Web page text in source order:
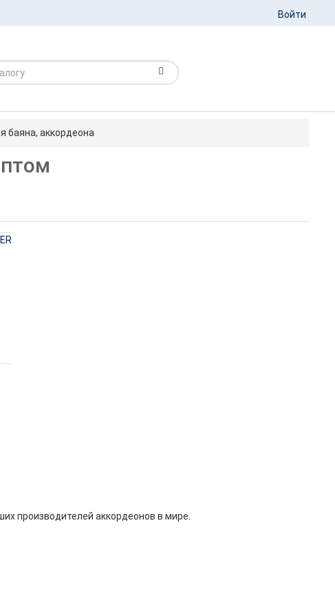
Войти
баяна, аккордеона
производителей аккордеонов в мире.